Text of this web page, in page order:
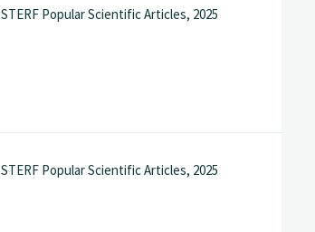
STERF Popular Scientific Articles, 2025
STERF Popular Scientific Articles, 2025